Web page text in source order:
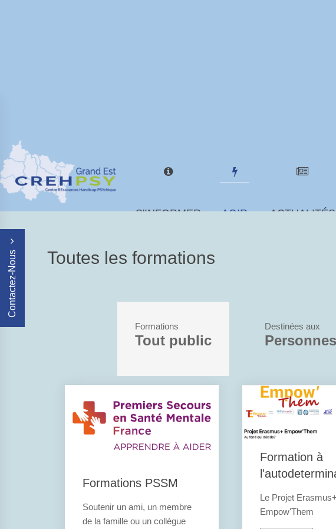
S'INFORMER AGIR ACTUALITÉS
Contactez-Nous Toutes les formations
Formations
Tout public
Destinées aux
Formations PSSM
Soutenir un ami, un membre
de la famille ou un collègue
Formation à
Le Projet Erasmus+
Empow'Them